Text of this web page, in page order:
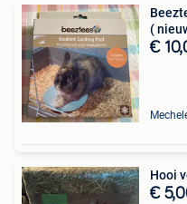
(
€
Hooi
€